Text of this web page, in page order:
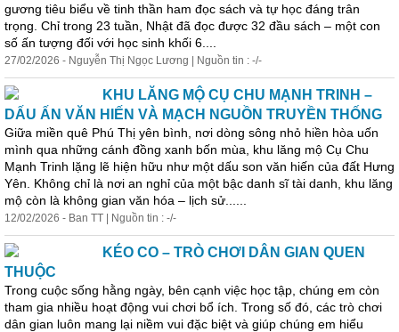
gương tiêu biểu về tinh thần ham đọc sách và tự học đáng trân
trọng. Chỉ trong 23 tuần, Nhật đã đọc được 32 đầu sách – một con
số ấn tượng đối với học sinh khối 6....
27/02/2026 - Nguyễn Thị Ngọc Lương | Nguồn tin : -/-
KHU LĂNG MỘ CỤ CHU MẠNH TRINH –
DẤU ẤN VĂN HIẾN VÀ MẠCH NGUỒN TRUYỀN THỐNG
Giữa miền quê Phú Thị yên bình, nơi dòng sông nhỏ hiền hòa uốn
mình qua những cánh đồng xanh bốn mùa, khu lăng mộ Cụ Chu
Mạnh Trinh lặng lẽ hiện hữu như một dấu son văn hiến của đất Hưng
Yên. Không chỉ là nơi an nghỉ của một bậc danh sĩ tài danh, khu lăng
mộ còn là không gian văn hóa – lịch sử......
12/02/2026 - Ban TT | Nguồn tin : -/-
KÉO CO – TRÒ CHƠI DÂN GIAN QUEN
THUỘC
Trong cuộc sống hằng ngày, bên cạnh việc học tập, chúng em còn
tham gia nhiều hoạt động vui chơi bổ ích. Trong số đó, các trò chơi
dân gian luôn mang lại niềm vui đặc biệt và giúp chúng em hiểu